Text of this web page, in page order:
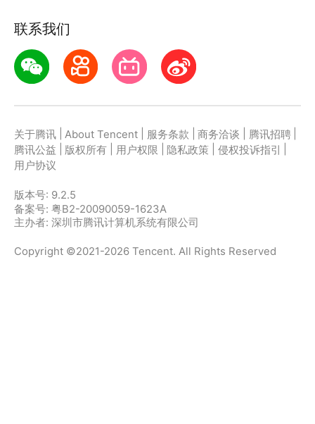
联系我们
关于腾讯 About Tencent 服务条款 商务洽谈 腾讯招聘
腾讯公益
版权所有 用户权限 隐私政策 侵权投诉指引
用户协议
版本号: 9.2.5
备案号: 粤B2-20090059-1623A
主办者: 深圳市腾讯计算机系统有限公司
Copyright ©2021-2026 Tencent. All Rights Reserved